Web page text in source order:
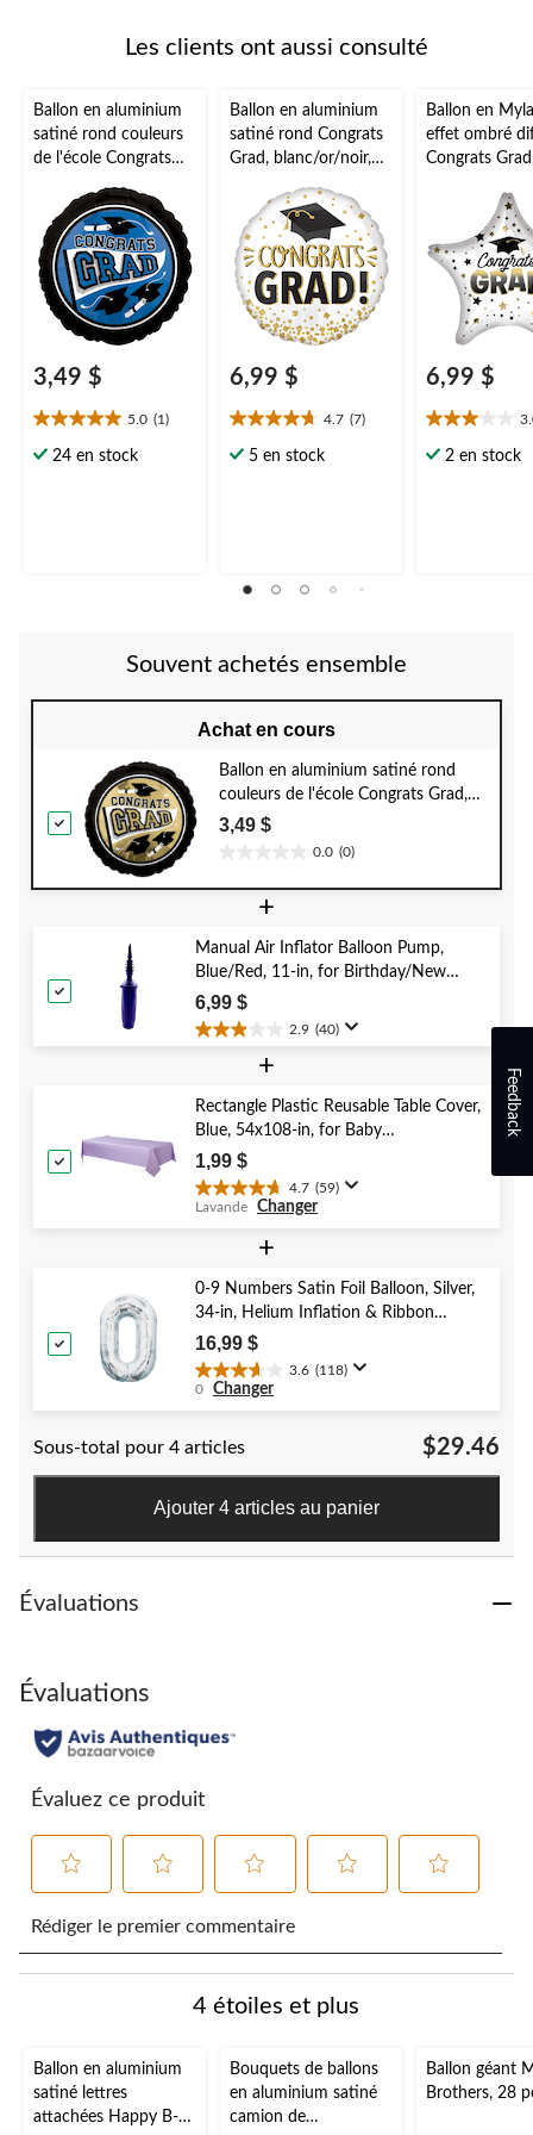
Les clients ont aussi consulté
Ballon en aluminium
satiné rond couleurs
de l'école Congrats
gonflement à l'hélium
et ruban inclus, pour
remise des diplômes
3,49 $
5.0 (1)
5.0
étoile(s)
24 en stock
Ballon en aluminium
satiné rond Congrats
Grad, blanc/or/noir,
gonflage hélium
compris, pour remise
des diplômes
6,99 $
4.7 (7)
4.7
étoile(s)
5 en stock
Ballon en
effet ombré
Congrats
6,99 $
3.0
étoile(s)
2 en stock
Souvent achetés ensemble
Achat en cours
Ballon en aluminium satiné rond
couleurs de l'école Congrats Grad,
blanc/or, 18 po, ruban et gonflage
hélium compris, pour remise des
3,49 $
0.0 (0)
étoile(s)
+
Manual Air Inflator Balloon Pump,
Blue/Red, 11-in, for Birthday/New
Year's Eve/Graduation/Baby
Shower/Wedding/Halloween
6,99 $
2.9 (40)
2.9
5.
40
évaluations
+
Rectangle Plastic Reusable Table Cover,
Blue, 54x108-in, for Baby
Shower/Hanukkah/Birthday Party
1,99 $
4.7 (59)
4.7
étoile(s)
59
évaluations
Lavande Changer
+
0-9 Numbers Satin Foil Balloon, Silver,
34-in, Helium Inflation & Ribbon
Included for Birthday/Graduation/New
Year's Eve/Anniversary
16,99 $
3.6 (118)
3.6
étoile(s)
5.
118
0 Changer
Sous-total pour 4 articles $29.46
Ajouter 4 articles au panier
Évaluations
Évaluations
Évaluez ce produit
pour
évaluer
l'article
Cette
action
ouvrira
pour
évaluer
l'article
Cette
action
ouvrira
le
pour
évaluer
l'article
à
3
Cette
action
ouvrira
évaluer
l'article
à
4
Cette
action
évaluer
l'article
Cette
action
Rédiger le premier commentaire
4 étoiles et plus
Ballon en aluminium
satiné lettres
attachées Happy B-
Bouquets de ballons
en aluminium satiné
camion de
Ballon géant
Brothers, 28
Feedback